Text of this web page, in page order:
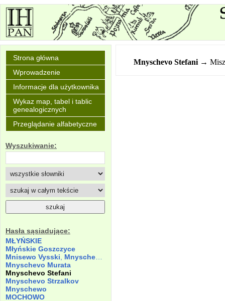
Strona główna
Wprowadzenie
Informacje dla użytkownika
Wykaz map, tabel i tablic
genealogicznych
Przeglądanie alfabetyczne
Wyszukiwanie:
Hasła sąsiadujące:
MŁYŃSKIE
Młyńskie Goszczyce
Mnisewo Vysski
Mnyschevo Vyszkye
Mnyschevo Murata
Mnyschevo Stefani
Mnyschevo Strzalkov
Mnyschewo
MOCHOWO
Mnyschevo Stefani →